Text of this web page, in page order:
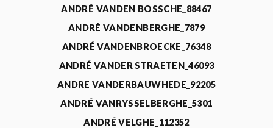
ANDRÉ VANDEN BOSSCHE_88467
ANDRÉ VANDENBERGHE_7879
ANDRÉ VANDENBROECKE_76348
ANDRÉ VANDER STRAETEN_46093
ANDRE VANDERBAUWHEDE_92205
ANDRÉ VANRYSSELBERGHE_5301
ANDRÉ VELGHE_112352